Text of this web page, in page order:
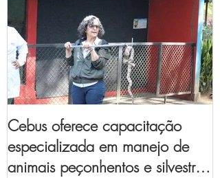
Cebus oferece capacitação
especializada em manejo de
animais peçonhentos e silvestres